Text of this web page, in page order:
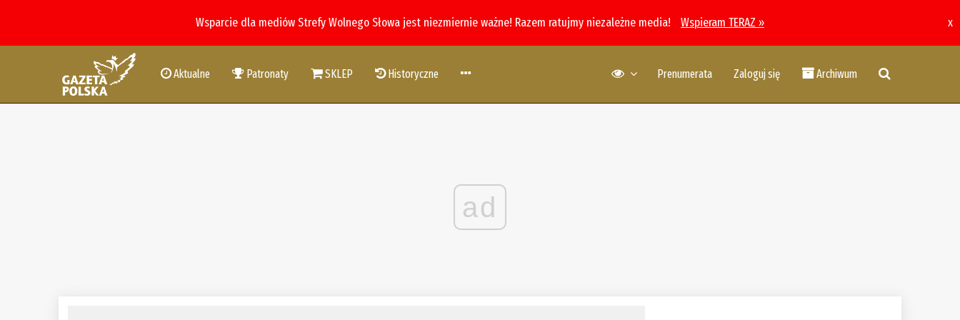
Wsparcie dla mediów Strefy Wolnego Słowa jest niezmiernie ważne! Razem ratujmy niezależne media! Wspieram TERAZ » x
Aktualne Patronaty SKLEP Historyczne Prenumerata Zaloguj się Archiwum
ad